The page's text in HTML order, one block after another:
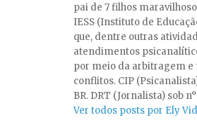
pai de 7 filhos
IESS (Instituto de
que, dentre outras
atendimentos
por meio da arbitragem e
conflitos. CIP
BR. DRT (Jornalista) sob
Ver todos posts por Ely